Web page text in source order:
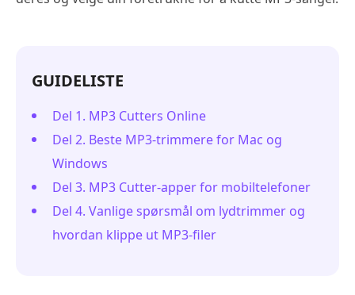
GUIDELISTE
Del 1. MP3 Cutters Online
Del 2. Beste MP3-trimmere for Mac og
Windows
Del 3. MP3 Cutter-apper for mobiltelefoner
Del 4. Vanlige spørsmål om lydtrimmer og
hvordan klippe ut MP3-filer